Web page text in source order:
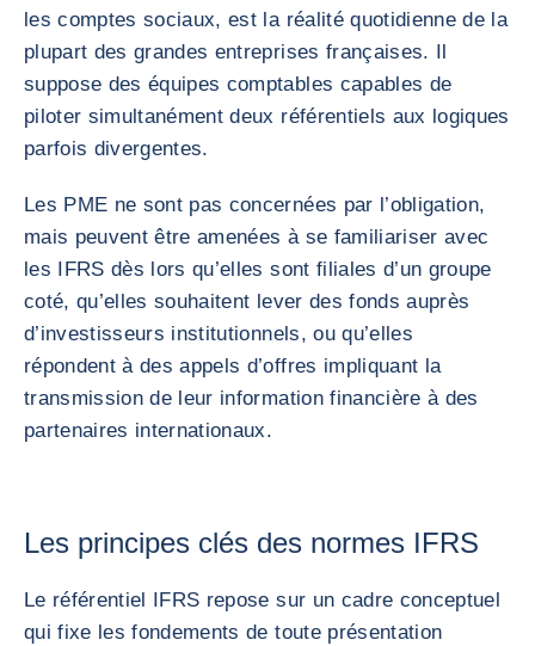
les comptes sociaux, est la réalité quotidienne de la
plupart des grandes entreprises françaises. Il
suppose des équipes comptables capables de
piloter simultanément deux référentiels aux logiques
parfois divergentes.
Les PME ne sont pas concernées par l’obligation,
mais peuvent être amenées à se familiariser avec
les IFRS dès lors qu’elles sont filiales d’un groupe
coté, qu’elles souhaitent lever des fonds auprès
d’investisseurs institutionnels, ou qu’elles
répondent à des appels d’offres impliquant la
transmission de leur information financière à des
partenaires internationaux.
Les principes clés des normes IFRS
Le référentiel IFRS repose sur un cadre conceptuel
qui fixe les fondements de toute présentation